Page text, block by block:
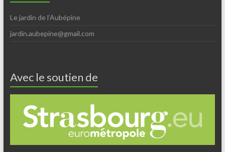
Le jardin de l’Aubépine
jardin.aubepine@gmail.com
Avec le soutien de